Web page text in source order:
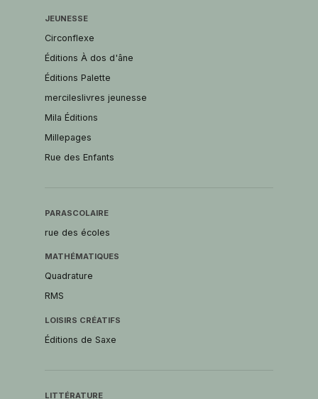
JEUNESSE
Circonflexe
Éditions À dos d'âne
Éditions Palette
mercileslivres jeunesse
Mila Éditions
Millepages
Rue des Enfants
PARASCOLAIRE
rue des écoles
MATHÉMATIQUES
Quadrature
RMS
LOISIRS CRÉATIFS
Éditions de Saxe
LITTÉRATURE